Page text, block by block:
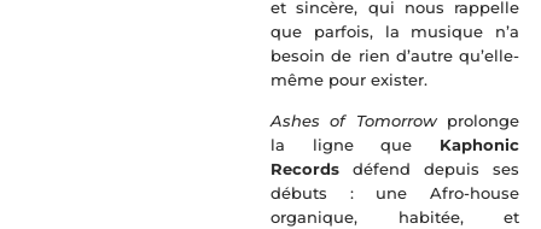
et sincère, qui nous rappelle
que parfois, la musique n’a
besoin de rien d’autre qu’elle-
même pour exister.
Ashes of Tomorrowprolonge
la ligne que Kaphonic
Records défend depuis ses
débuts : une Afro-house
organique, habitée, et